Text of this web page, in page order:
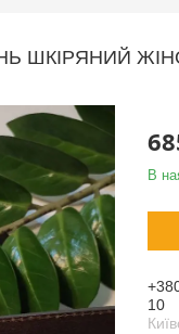
ШКІРЯНИЙ
В
10